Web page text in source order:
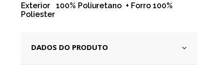
Exterior 100% Poliuretano + Forro 100%
Poliester
DADOS DO PRODUTO